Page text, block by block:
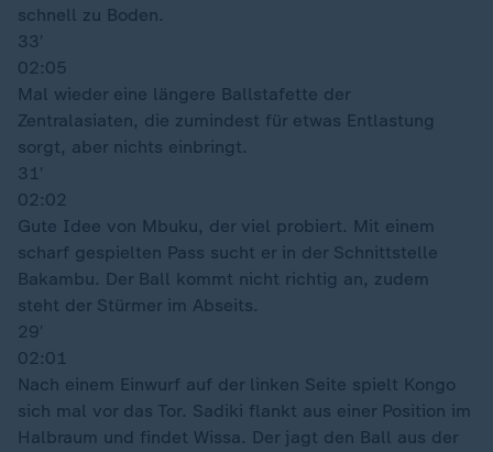
schnell zu Boden.
33′
02:05
Mal wieder eine längere Ballstafette der
Zentralasiaten, die zumindest für etwas Entlastung
sorgt, aber nichts einbringt.
31′
02:02
Gute Idee von Mbuku, der viel probiert. Mit einem
scharf gespielten Pass sucht er in der Schnittstelle
Bakambu. Der Ball kommt nicht richtig an, zudem
steht der Stürmer im Abseits.
29′
02:01
Nach einem Einwurf auf der linken Seite spielt Kongo
sich mal vor das Tor. Sadiki flankt aus einer Position im
Halbraum und findet Wissa. Der jagt den Ball aus der